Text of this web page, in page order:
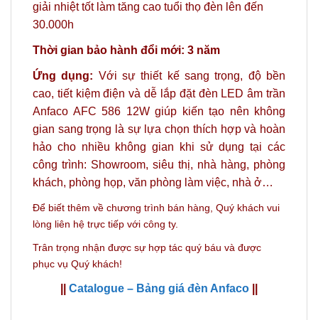
giải nhiệt tốt làm tăng cao tuổi thọ đèn lên đến
30.000h
Thời gian bảo hành đổi mới: 3 năm
Ứng dụng: Với sự thiết kế sang trọng, độ bền
cao, tiết kiệm điện và dễ lắp đặt đèn LED âm trần
Anfaco AFC 586 12W giúp kiến tạo nên không
gian sang trọng là sự lựa chọn thích hợp và hoàn
hảo cho nhiều không gian khi sử dụng tại các
công trình: Showroom, siêu thị, nhà hàng, phòng
khách, phòng họp, văn phòng làm việc, nhà ở…
Để biết thêm về chương trình bán hàng, Quý khách vui
lòng liên hệ trực tiếp với công ty.
Trân trọng nhận được sự hợp tác quý báu và được
phục vụ Quý khách!
Catalogue – Bảng giá đèn Anfaco